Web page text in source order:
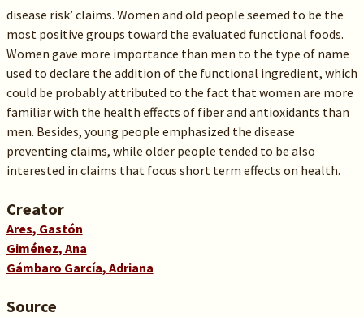
disease risk’ claims. Women and old people seemed to be the
most positive groups toward the evaluated functional foods.
Women gave more importance than men to the type of name
used to declare the addition of the functional ingredient, which
could be probably attributed to the fact that women are more
familiar with the health effects of fiber and antioxidants than
men. Besides, young people emphasized the disease
preventing claims, while older people tended to be also
interested in claims that focus short term effects on health.
Creator
Ares, Gastón
Giménez, Ana
Gámbaro García, Adriana
Source